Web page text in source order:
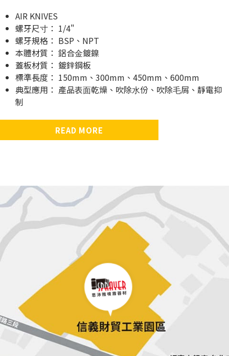
AIR KNIVES
螺牙尺⼨： 1/4"
螺牙規格： BSP、NPT
本體材質： 鋁合⾦鍍鎳
蓋板材質： 鍍鋅鋼板
標準長度： 150mm、300mm、450mm、600mm
典型應⽤： 產品表⾯乾燥、吹除⽔份、吹除⽑屑、靜電抑
制
READ MORE